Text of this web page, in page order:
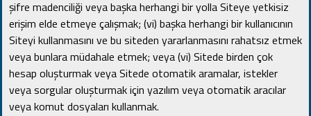
şifre madenciliği veya başka herhangi bir yolla Siteye yetkisiz
erişim elde etmeye çalışmak; (vi) başka herhangi bir kullanıcının
Siteyi kullanmasını ve bu siteden yararlanmasını rahatsız etmek
veya bunlara müdahale etmek; veya (vi) Sitede birden çok
hesap oluşturmak veya Sitede otomatik aramalar, istekler
veya sorgular oluşturmak için yazılım veya otomatik aracılar
veya komut dosyaları kullanmak.